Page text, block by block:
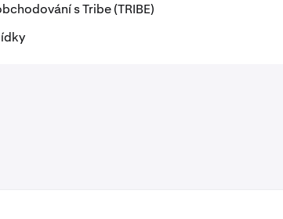
s Tribe (TRIBE)